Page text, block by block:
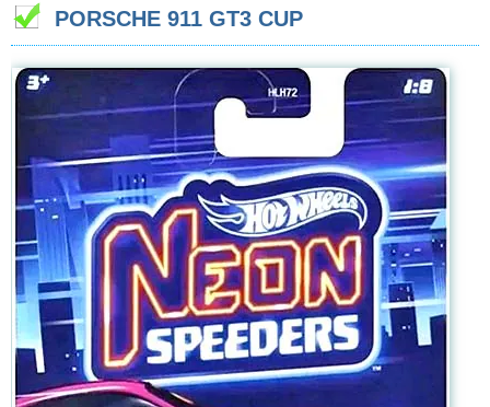
PORSCHE 911 GT3 CUP